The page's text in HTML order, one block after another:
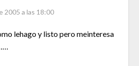
2005 a las 18:00
lehago y listo pero meinteresa